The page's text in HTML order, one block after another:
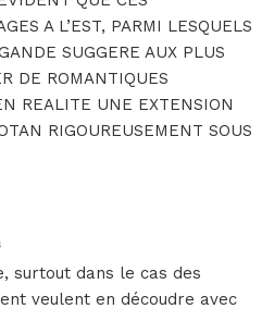
A L’EST, PARMI LESQUELS
SUGGERE AUX PLUS
DE ROMANTIQUES
REALITE UNE EXTENSION
RIGOUREUSEMENT SOUS
surtout dans le cas des
veulent en découdre avec